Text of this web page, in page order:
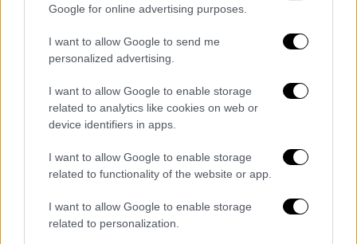
Google for online advertising purposes.
I want to allow Google to send me
personalized advertising.
I want to allow Google to enable storage
related to analytics like cookies on web or
device identifiers in apps.
I want to allow Google to enable storage
related to functionality of the website or app.
I want to allow Google to enable storage
related to personalization.
Κατά τον ίδιο, κυρίως έχουν μεταβιβαστεί
παράδειγμα αναφέρει 6-7 διαμερίσματα που
πουλήθηκαν σε Τούρκους μέσα σε λίγες
ξενοδοχείο στο κέντρο της πόλης.
«Επίσης, έχει αγορασθεί έκταση - ''φιλέτο''
στην παραθαλάσσια περιοχή της Μάκρης, για
την οποία λέγεται ότι προορίζεται να